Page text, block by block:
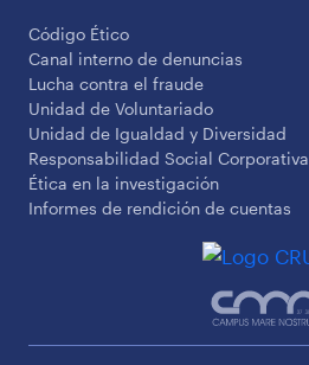
Código Ético
Canal interno de denuncias
Lucha contra el fraude
Unidad de Voluntariado
Unidad de Igualdad y Diversidad
Responsabilidad Social Corporativa
Ética en la investigación
Informes de rendición de cuentas